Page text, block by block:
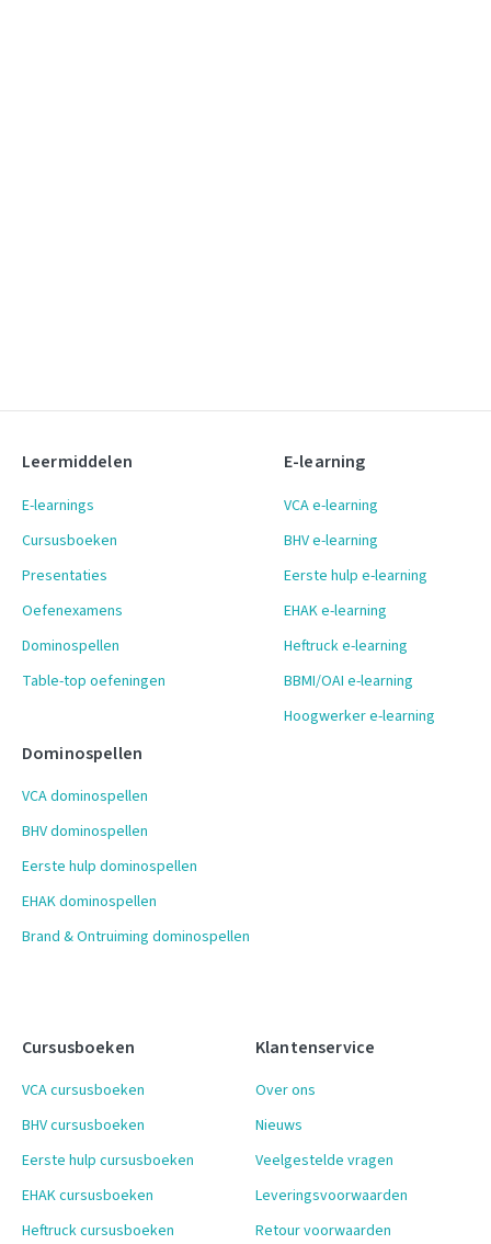
Leermiddelen
E-learnings
Cursusboeken
Presentaties
Oefenexamens
Dominospellen
Table-top oefeningen
Dominospellen
VCA dominospellen
BHV dominospellen
Eerste hulp dominospellen
EHAK dominospellen
Brand & Ontruiming dominospellen
E-learning
VCA e-learning
BHV e-learning
Eerste hulp e-learning
EHAK e-learning
Heftruck e-learning
BBMI/OAI e-learning
Hoogwerker e-learning
Cursusboeken
VCA cursusboeken
BHV cursusboeken
Eerste hulp cursusboeken
EHAK cursusboeken
Heftruck cursusboeken
Klantenservice
Over ons
Nieuws
Veelgestelde vragen
Leveringsvoorwaarden
Retour voorwaarden